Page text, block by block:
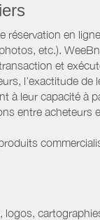
en
etc.).
et
l’exactitude
leur capacité à
entre